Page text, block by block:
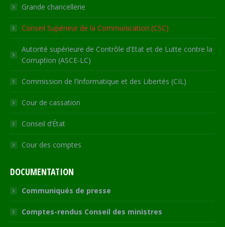
Grande chancellerie
Conseil Supérieur de la Communication (CSC)
Autorité supérieure de Contrôle d’Etat et de Lutte contre la
Corruption (ASCE-LC)
Commission de l’Informatique et des Libertés (CIL)
Cour de cassation
Conseil d’État
Cour des comptes
DOCUMENTATION
Communiqués de presse
Comptes-rendus Conseil des ministres